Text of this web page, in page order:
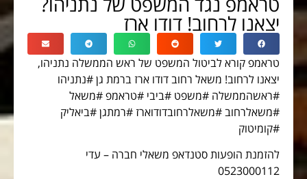
יצאנו לרחוב! דודו ארז
טראמפ קורא לביטול המשפט של ראש הממשלה נתניהו,
יצאנו לרחוב! משאל רחוב דודו ארז ברמת גן #נתניהו
#ראשהממשלה #משפט #ביבי #טראמפ #משאל
#משאלרחוב #משאלרחובדודוארז #רמתגן #ביאליק
#קומיטוק
להזמנת הופעות סטנדאפ משאלי חברה – עדי
0523000112